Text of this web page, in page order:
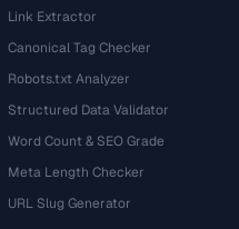
Link Extractor
Canonical Tag Checker
Robots.txt Analyzer
Structured Data Validator
Word Count & SEO Grade
Meta Length Checker
URL Slug Generator